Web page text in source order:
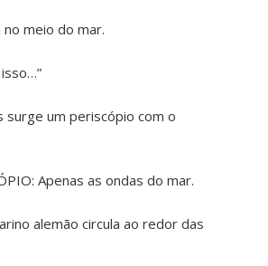
no meio do mar.
surge um periscópio com o
Apenas as ondas do mar.
alemão circula ao redor das